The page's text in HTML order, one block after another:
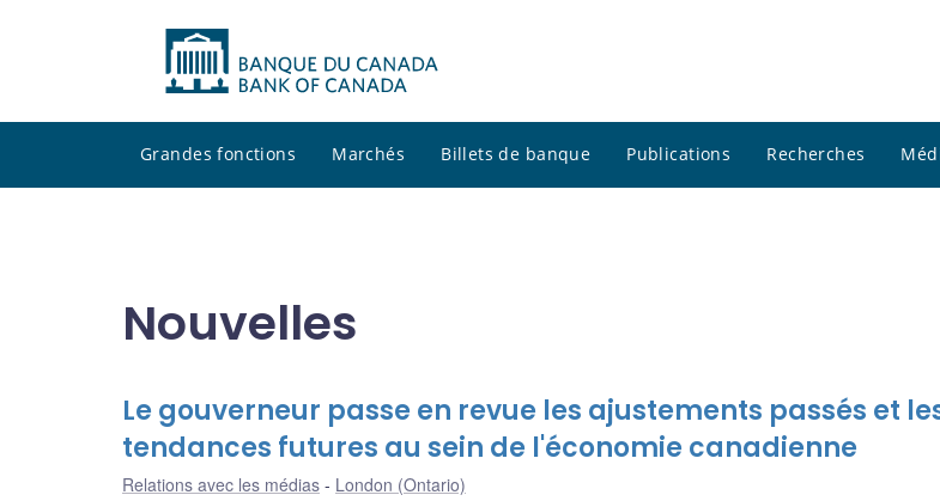
Grandes fonctions Marchés Billets de banque Publications Recherches
Nouvelles
Le gouverneur passe en revue les ajustements passés et
tendances futures au sein de l'économie canadienne
Relations avec les médias London (Ontario)